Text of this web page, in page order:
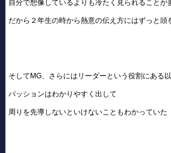
自分で想像しているよりも冷たく見られることが
だから２年生の時から熱意の伝え方にはずっと頭
そしてMG、さらにはリーダーという役割にある
パッションはわかりやすく出して
周りを先導しないといけないこともわかっていた